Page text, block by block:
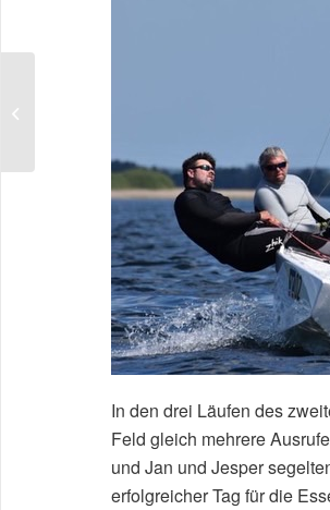
In den drei Läufen des
Feld gleich mehrere
und Jan und Jesper
erfolgreicher Tag für die